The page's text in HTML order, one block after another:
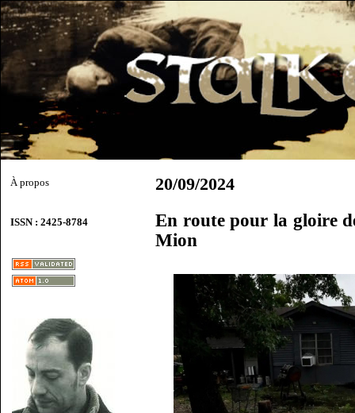
À propos
ISSN : 2425-8784
20/09/2024
En route pour la gloire
Mion